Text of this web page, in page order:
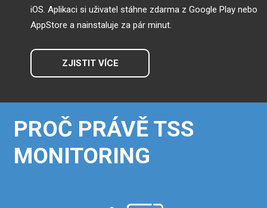
iOS. Aplikaci si uživatel stáhne zdarma z Google Play nebo
AppStore a nainstaluje za pár minut.
ZJISTIT VÍCE
PROČ PRÁVĚ TSS
MONITORING